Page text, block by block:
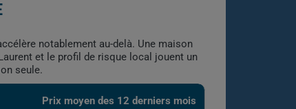
notablement au-delà. Une maison
et le profil de risque local jouent un
seule.
Prix moyen des 12 derniers mois